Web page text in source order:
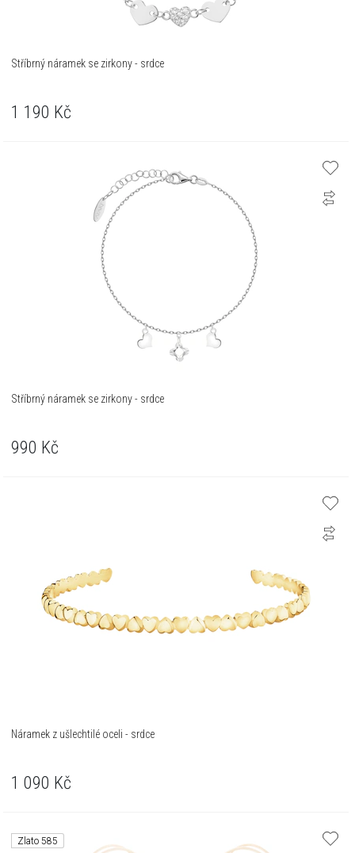
Stříbrný náramek se zirkony - srdce
1 190 Kč
Stříbrný náramek se zirkony - srdce
990 Kč
Náramek z ušlechtilé oceli - srdce
1 090 Kč
Zlato 585